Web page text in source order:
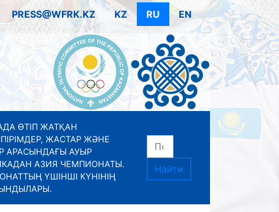
PRESS@WFRK.KZ KZ RU EN
ӨТІП ЖАТҚАН
ЖАСТАР ЖӘНЕ
АРАСЫНДАҒЫ АУЫР
АЗИЯ ЧЕМПИОНАТЫ.
ҮШІНШІ КҮНІНІҢ
Найти